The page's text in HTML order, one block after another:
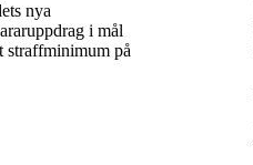
nya
i mål
straffminimum på